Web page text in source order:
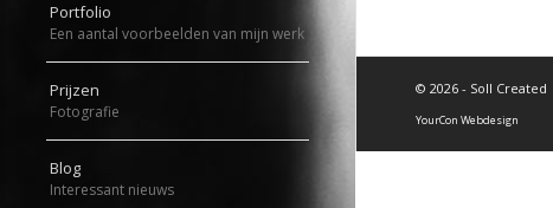
Portfolio
Een aantal voorbeelden van mijn werk
Prijzen
Fotografie
Blog
Interessant nieuws
© 2026 - Soll Created
YourCon Webdesign